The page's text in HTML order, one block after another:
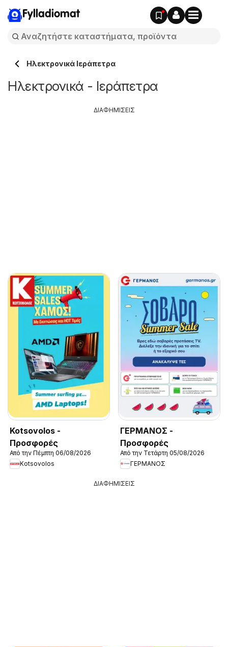
Fylladiomat
Hλεκτρονικά Ιεράπετρα
Hλεκτρονικά - Ιεράπετρα
Kotsovolos -
Προσφορές
Από την Πέμπτη 06/08/2026
Kotsovolos
ΓΕΡΜΑΝΟΣ -
Προσφορές
Από την Τετάρτη 05/08/2026
ΓΕΡΜΑΝΟΣ
ΔΙΑΦΗΜΙΣΕΙΣ
ΔΙΑΦΗΜΙΣΕΙΣ